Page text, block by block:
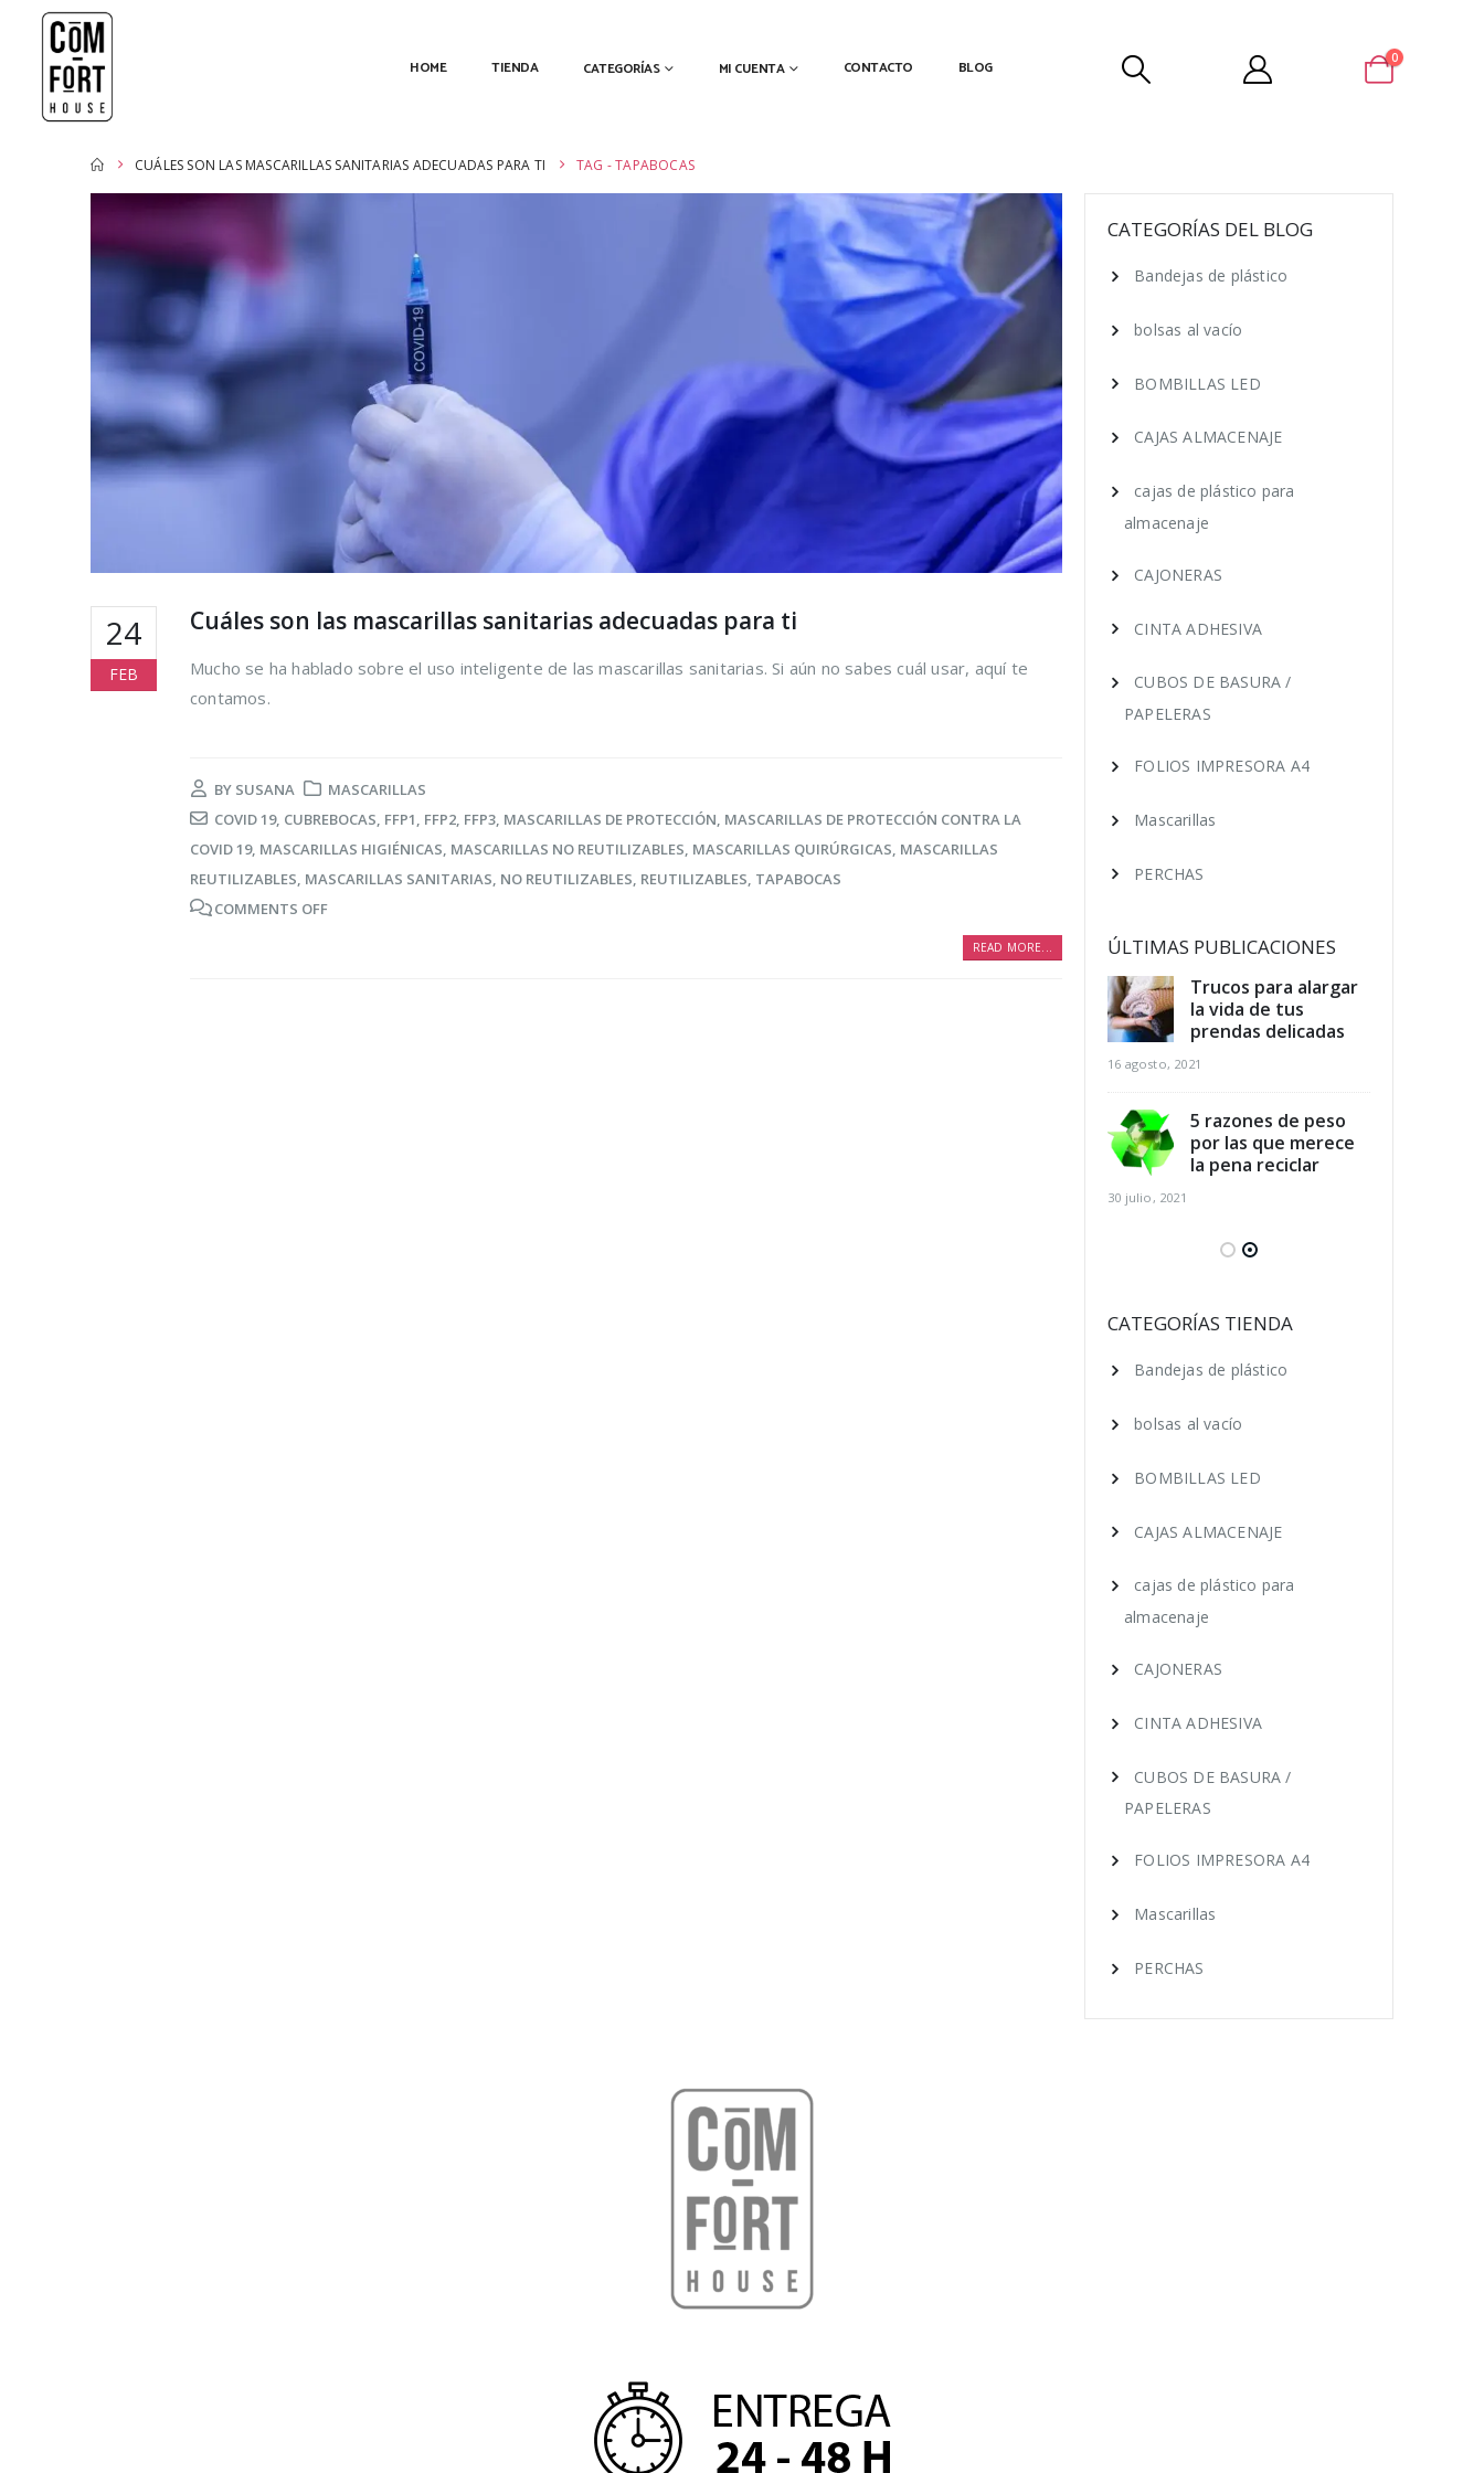
HOME TIENDA CATEGORÍAS MI CUENTA CONTACTO BLOG 0
CUÁLES SON LAS MASCARILLAS SANITARIAS ADECUADAS PARA TI TAG -TAPABOCAS
24
FEB
Cuáles son las mascarillas sanitarias adecuadas para ti
Mucho se ha hablado sobre el uso inteligente de las mascarillas sanitarias. Si aún no sabes cuál usar, aquí te
contamos.
BY SUSANA
MASCARILLAS
COVID 19, CUBREBOCAS, FFP1, FFP2, FFP3, MASCARILLAS DE PROTECCIÓN, MASCARILLAS DE PROTECCIÓN CONTRA LA
COVID 19, MASCARILLAS HIGIÉNICAS, MASCARILLAS NO REUTILIZABLES, MASCARILLAS QUIRÚRGICAS, MASCARILLAS
REUTILIZABLES, MASCARILLAS SANITARIAS, NO REUTILIZABLES, REUTILIZABLES, TAPABOCAS
COMMENTS OFF
READ MORE...
CATEGORÍAS DEL BLOG
Bandejas de plástico
bolsas al vacío
BOMBILLAS LED
CAJAS ALMACENAJE
cajas de plástico para
almacenaje
CAJONERAS
CINTA ADHESIVA
CUBOS DE BASURA /
PAPELERAS
FOLIOS IMPRESORA A4
Mascarillas
PERCHAS
ÚLTIMAS PUBLICACIONES
Trucos para alargar
la vida de tus
prendas delicadas
16 agosto, 2021
5 razones de peso
por las que merece
la pena reciclar
30 julio, 2021
CATEGORÍAS TIENDA
Bandejas de plástico
bolsas al vacío
BOMBILLAS LED
CAJAS ALMACENAJE
cajas de plástico para
almacenaje
CAJONERAS
CINTA ADHESIVA
CUBOS DE BASURA /
PAPELERAS
FOLIOS IMPRESORA A4
Mascarillas
PERCHAS